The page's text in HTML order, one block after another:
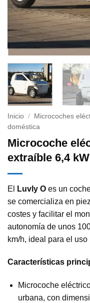
Inicio / Microcoches
doméstica
Microcoche
extraíble 6,4
El Luvly O es un
se comercializa en
costes y facilitar el
autonomía de unos
km/h, ideal para el uso
Características
Microcoche
urbana, con